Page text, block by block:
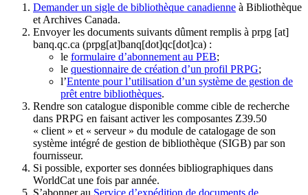
Demander un sigle de bibliothèque canadienne à Bibliothèque
et Archives Canada.
Envoyer les documents suivants dûment remplis à prpg [at]
banq.qc.ca (prpg[at]banq[dot]qc[dot]ca) :
le formulaire d’abonnement au PEB;
le questionnaire de création d’un profil PRPG;
l’Entente pour l’utilisation d’un système de gestion de
prêt entre bibliothèques.
Rendre son catalogue disponible comme cible de recherche
dans PRPG en faisant activer les composantes Z39.50
« client » et « serveur » du module de catalogage de son
système intégré de gestion de bibliothèque (SIGB) par son
fournisseur.
Si possible, exporter ses données bibliographiques dans
WorldCat une fois par année.
S’abonner au Service d’expédition de documents de